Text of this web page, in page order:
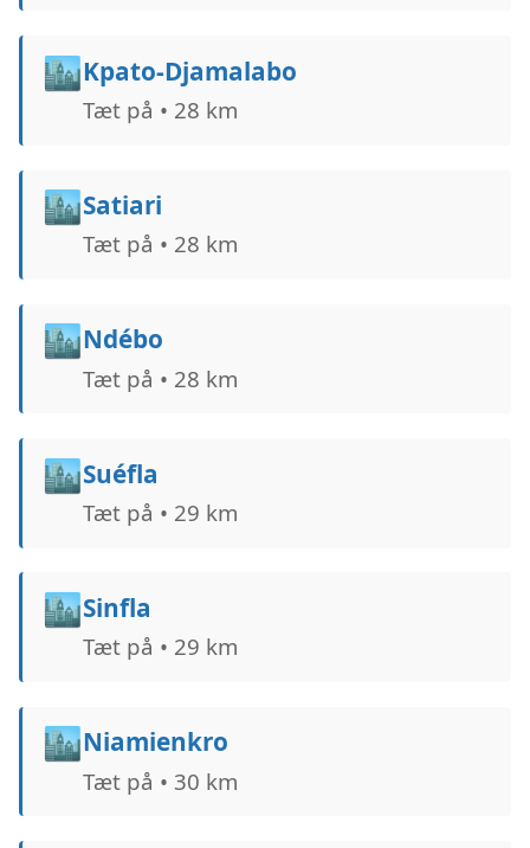
🏙️Kpato-Djamalabo
Tæt på • 28 km
🏙️Satiari
Tæt på • 28 km
🏙️Ndébo
Tæt på • 28 km
🏙️Suéfla
Tæt på • 29 km
🏙️Sinfla
Tæt på • 29 km
🏙️Niamienkro
Tæt på • 30 km